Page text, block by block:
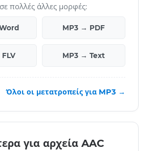
πολλές άλλες μορφές:
MP3 → PDF
MP3 → Text
Όλοι οι μετατροπείς για MP3 →
για αρχεία AAC